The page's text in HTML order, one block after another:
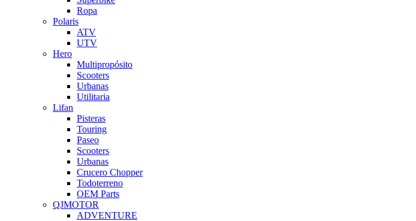
Ropa
Polaris
ATV
UTV
Hero
Multipropósito
Scooters
Urbanas
Utilitaria
Lifan
Pisteras
Touring
Paseo
Scooters
Urbanas
Crucero Chopper
Todoterreno
OEM Parts
QJMOTOR
ADVENTURE